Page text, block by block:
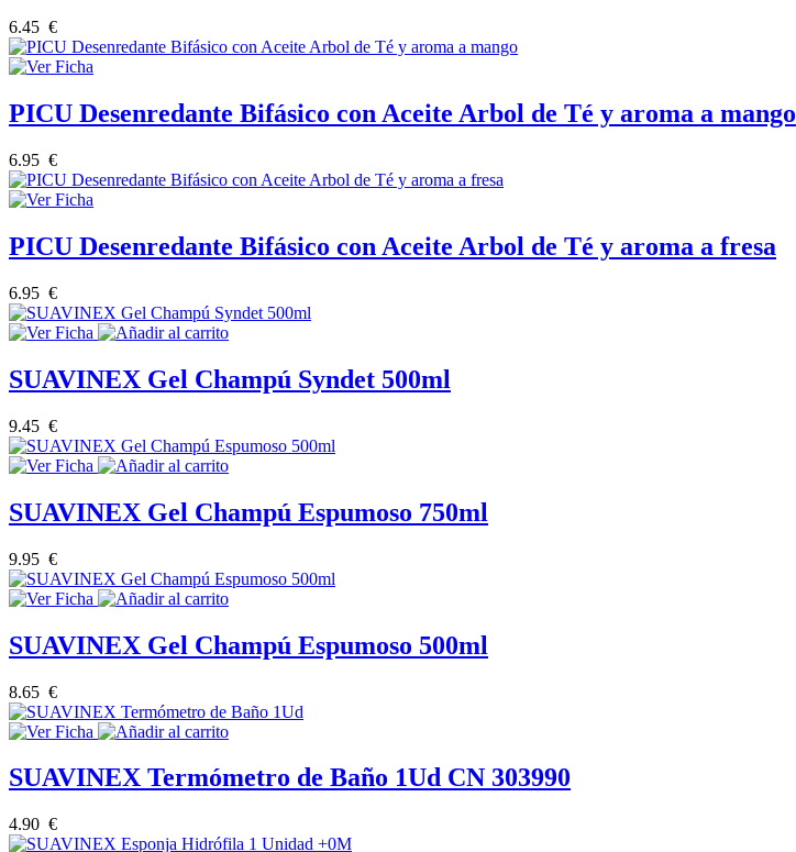
6.45 €
PICU Desenredante Bifásico con Aceite Arbol de Té y aroma a mango
6.95 €
PICU Desenredante Bifásico con Aceite Arbol de Té y aroma a fresa
6.95 €
SUAVINEX Gel Champú Syndet 500ml
9.45 €
SUAVINEX Gel Champú Espumoso 750ml
9.95 €
SUAVINEX Gel Champú Espumoso 500ml
8.65 €
SUAVINEX Termómetro de Baño 1Ud CN 303990
4.90 €